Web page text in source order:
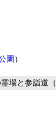
園 ）
場と参詣道（